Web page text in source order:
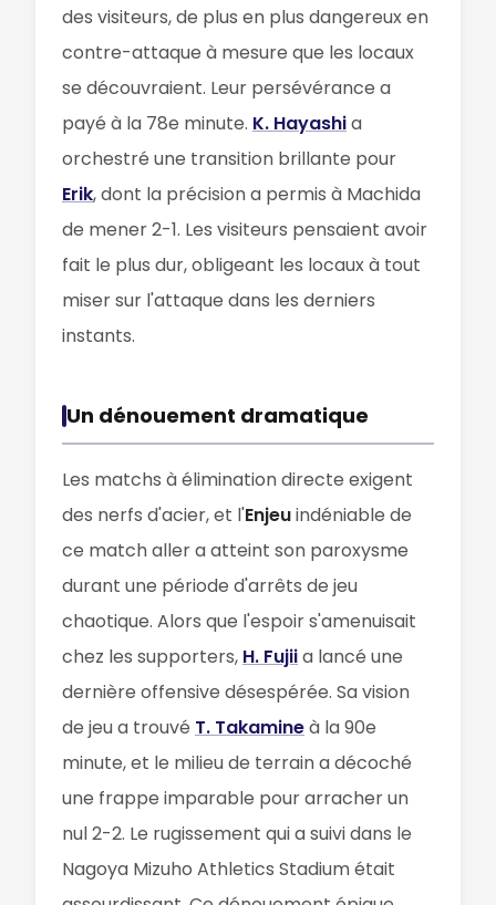
des visiteurs, de plus en plus dangereux en
contre-attaque à mesure que les locaux
se découvraient. Leur persévérance a
payé à la 78e minute. K. Hayashia
orchestré une transition brillante pour
Erik, dont la précision a permis à Machida
de mener 2-1. Les visiteurs pensaient avoir
fait le plus dur, obligeant les locaux à tout
miser sur l'attaque dans les derniers
instants.
Un dénouement dramatique
Les matchs à élimination directe exigent
des nerfs d'acier, et l'Enjeuindéniable de
ce match aller a atteint son paroxysme
durant une période d'arrêts de jeu
chaotique. Alors que l'espoir s'amenuisait
chez les supporters, H. Fujiia lancé une
dernière offensive désespérée. Sa vision
de jeu a trouvé T. Takamineà la 90e
minute, et le milieu de terrain a décoché
une frappe imparable pour arracher un
nul 2-2. Le rugissement qui a suivi dans le
Nagoya Mizuho Athletics Stadium était